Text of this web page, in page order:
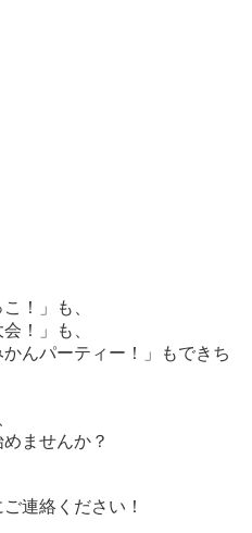
！」も、
！」も、
んパーティー！」もできち
ませんか？
連絡ください！